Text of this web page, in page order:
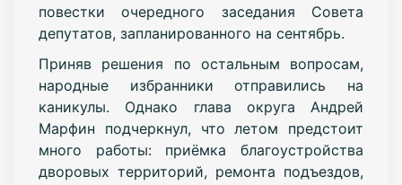
повестки очередного заседания Совета
депутатов, запланированного на сентябрь.
Приняв решения по остальным вопросам,
народные избранники отправились на
каникулы. Однако глава округа Андрей
Марфин подчеркнул, что летом предстоит
много работы: приёмка благоустройства
дворовых территорий, ремонта подъездов,